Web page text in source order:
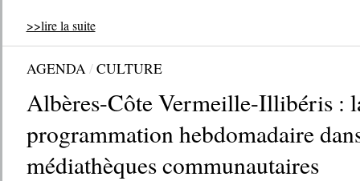
>>lire la suite
AGENDA/CULTURE
Albères-Côte Vermeille-Illibéris :
programmation hebdomadaire
médiathèques communautaires